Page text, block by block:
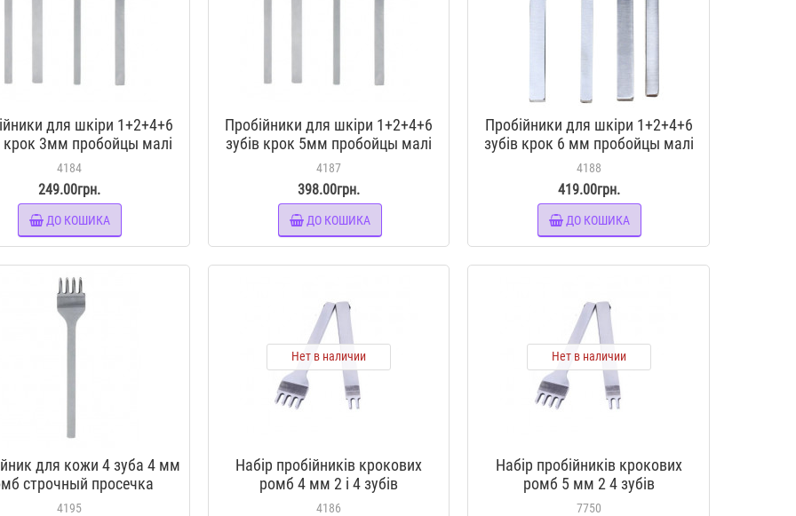
для шкіри 1+2+4+6
крок 3мм пробойцы малі
вилочні інструмент
набір
4184
249.00грн.
ДО КОШИКА
Пробійники для шкіри 1+2+4+6
зубів крок 5мм пробойцы малі
вилочні інструмент для шкіри
4187
398.00грн.
ДО КОШИКА
Пробійники для шкіри 1+2+4+6
зубів крок 6 мм пробойцы малі
вилочні інструмент для шкіри
4188
419.00грн.
ДО КОШИКА
для кожи 4 зуба 4 мм
строчный просечка
инструмент для кожи
4195
Нет в наличии
Набір пробійників крокових
ромб 4 мм 2 і 4 зубів
4186
Нет в наличии
Набір пробійників крокових
ромб 5 мм 2 4 зубів
7750